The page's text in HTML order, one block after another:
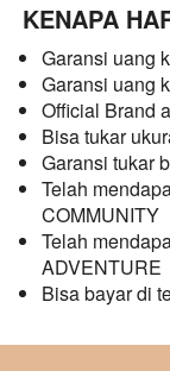
KENAPA
Garansi uang
Garansi uang
Official Brand
Bisa tukar
Garansi tukar
Telah
COMMUNITY
Telah
ADVENTURE
Bisa bayar di